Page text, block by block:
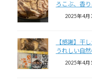
ろこぶ、香
2025年4月
【感謝】干
うれしい自
2025年4月